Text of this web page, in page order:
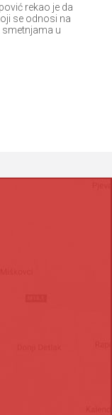
rekao je da
se odnosi na
smetnjama u